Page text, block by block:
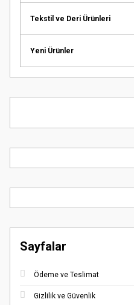
Tekstil ve Deri Ürünleri
Yeni Ürünler
Sayfalar
Ödeme ve Teslimat
Gizlilik ve Güvenlik